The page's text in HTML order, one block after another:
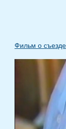
Фильм о